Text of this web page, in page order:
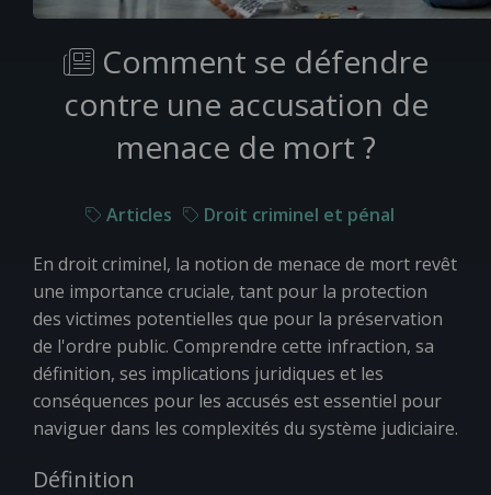
Comment se défendre
contre une accusation de
menace de mort ?
Articles Droit criminel et pénal
En droit criminel, la notion de menace de mort revêt
une importance cruciale, tant pour la protection
des victimes potentielles que pour la préservation
de l'ordre public. Comprendre cette infraction, sa
définition, ses implications juridiques et les
conséquences pour les accusés est essentiel pour
naviguer dans les complexités du système judiciaire.
Définition